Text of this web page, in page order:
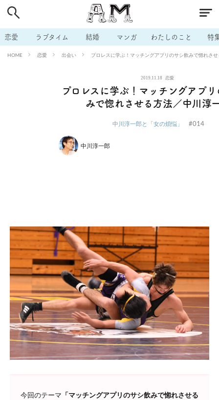
恋愛 ラブタイム 結婚 マンガ わたしのこと 特
HOME 恋愛 出会い プロレスに学ぶ！マッチングアプリのサシ飲みで惚れさ
2019.11.18 恋愛
プロレスに学ぶ！マッチングアプ
みで惚れさせる方法／中川淳
中川淳一郎と「女の煩悩」 #014
中川淳一郎
今回のテーマ 「マッチングアプリのサシ飲みで惚れさせる
# 男の本音 # セフレ # 不倫
# 出会う方法 # マッチングアプリ # ラブグッズ # 体の相